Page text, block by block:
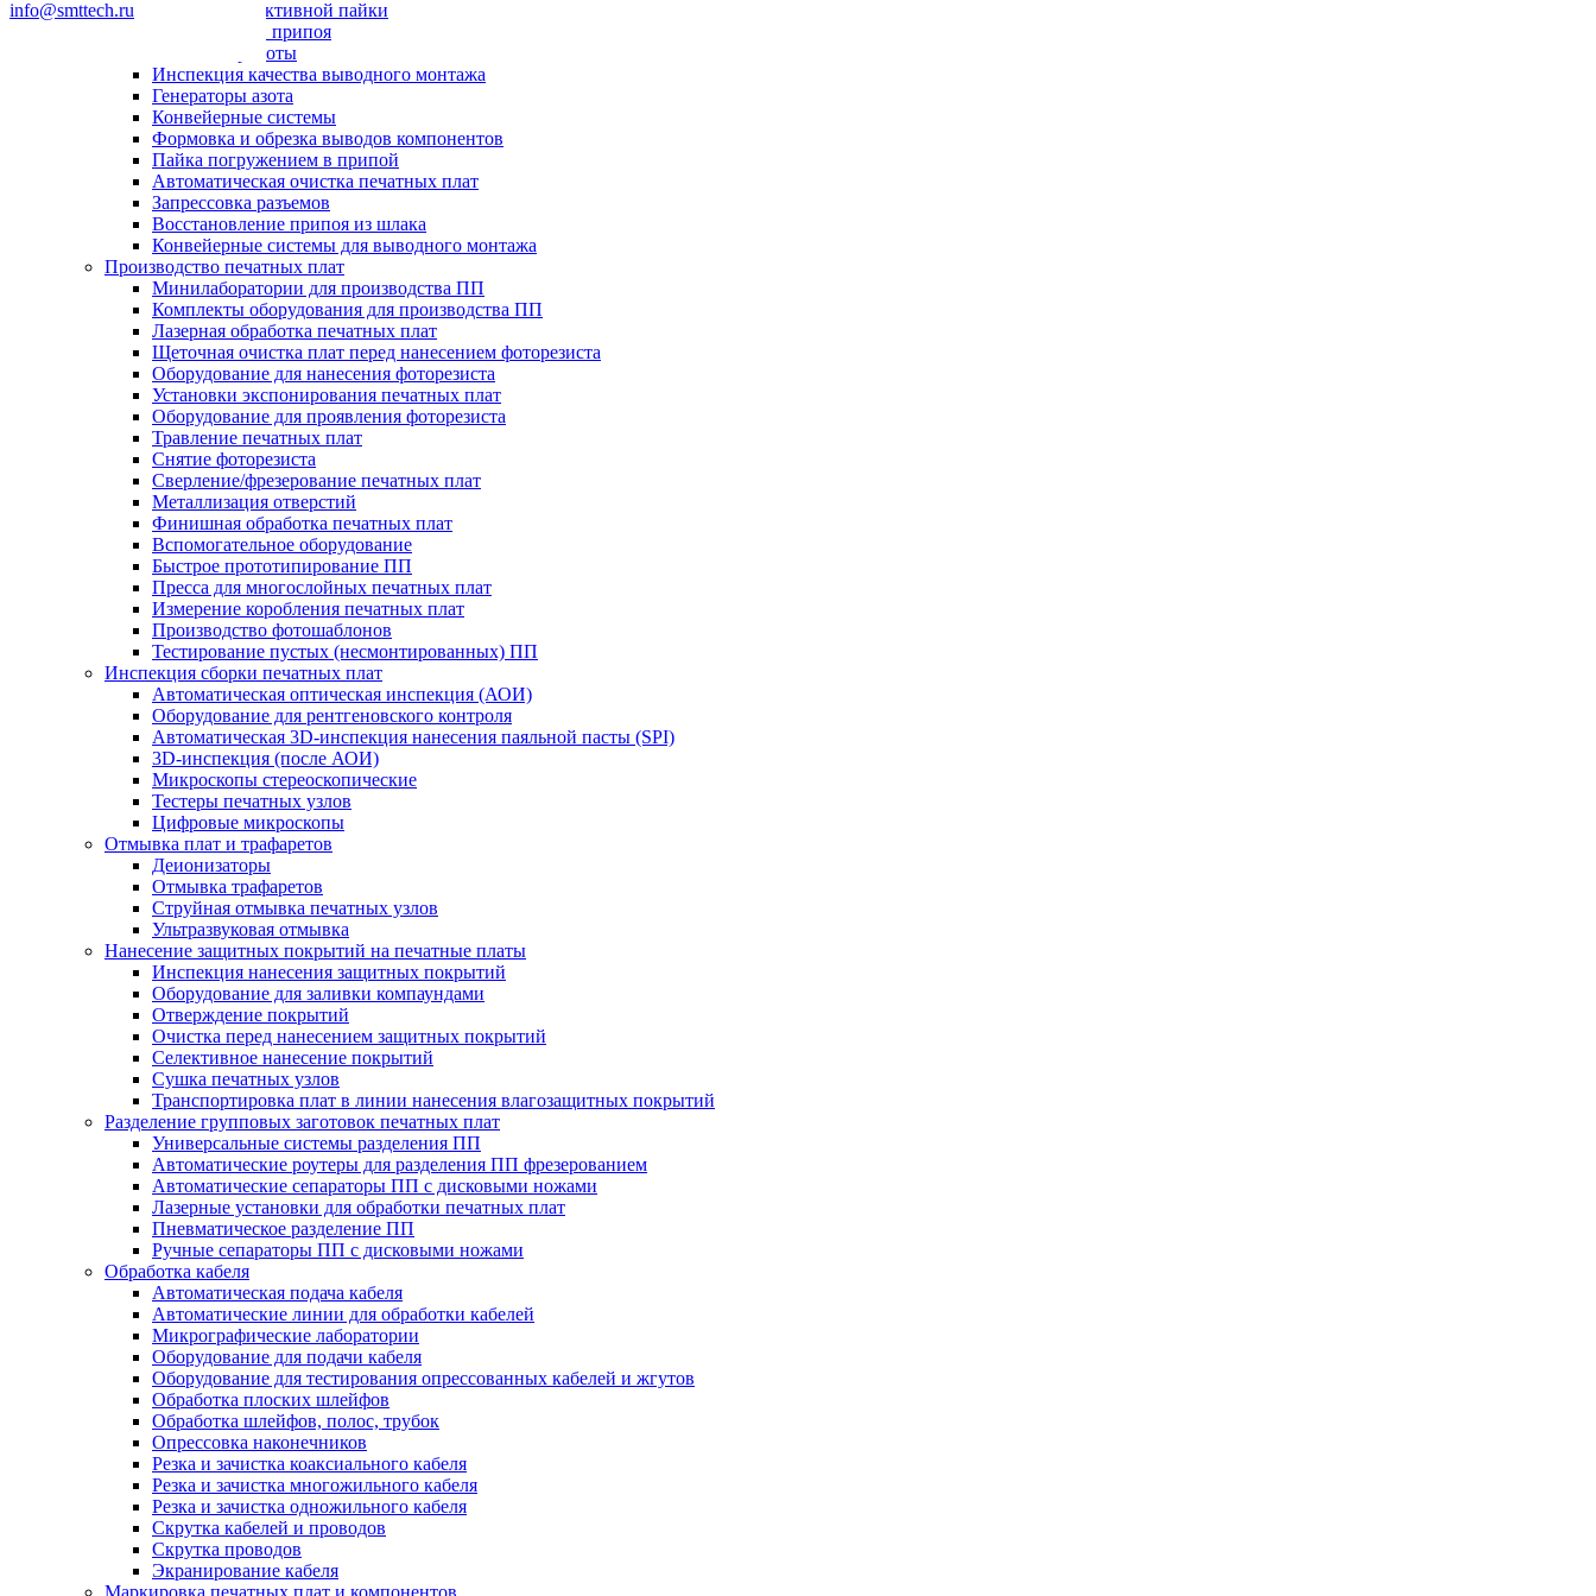
info@smttech.ru
Системы селективной пайки
Пайка волной припоя
Паяльные роботы
Инспекция качества выводного монтажа
Генераторы азота
Конвейерные системы
Формовка и обрезка выводов компонентов
Пайка погружением в припой
Автоматическая очистка печатных плат
Запрессовка разъемов
Восстановление припоя из шлака
Конвейерные системы для выводного монтажа
Производство печатных плат
Минилаборатории для производства ПП
Комплекты оборудования для производства ПП
Лазерная обработка печатных плат
Щеточная очистка плат перед нанесением фоторезиста
Оборудование для нанесения фоторезиста
Установки экспонирования печатных плат
Оборудование для проявления фоторезиста
Травление печатных плат
Снятие фоторезиста
Сверление/фрезерование печатных плат
Металлизация отверстий
Финишная обработка печатных плат
Вспомогательное оборудование
Быстрое прототипирование ПП
Пресса для многослойных печатных плат
Измерение коробления печатных плат
Производство фотошаблонов
Тестирование пустых (несмонтированных) ПП
Инспекция сборки печатных плат
Автоматическая оптическая инспекция (АОИ)
Оборудование для рентгеновского контроля
Автоматическая 3D-инспекция нанесения паяльной пасты (SPI)
3D-инспекция (после АОИ)
Микроскопы стереоскопические
Тестеры печатных узлов
Цифровые микроскопы
Отмывка плат и трафаретов
Деионизаторы
Отмывка трафаретов
Струйная отмывка печатных узлов
Ультразвуковая отмывка
Нанесение защитных покрытий на печатные платы
Инспекция нанесения защитных покрытий
Оборудование для заливки компаундами
Отверждение покрытий
Очистка перед нанесением защитных покрытий
Селективное нанесение покрытий
Сушка печатных узлов
Транспортировка плат в линии нанесения влагозащитных покрытий
Разделение групповых заготовок печатных плат
Универсальные системы разделения ПП
Автоматические роутеры для разделения ПП фрезерованием
Автоматические сепараторы ПП с дисковыми ножами
Лазерные установки для обработки печатных плат
Пневматическое разделение ПП
Ручные сепараторы ПП с дисковыми ножами
Обработка кабеля
Автоматическая подача кабеля
Автоматические линии для обработки кабелей
Микрографические лаборатории
Оборудование для подачи кабеля
Оборудование для тестирования опрессованных кабелей и жгутов
Обработка плоских шлейфов
Обработка шлейфов, полос, трубок
Опрессовка наконечников
Резка и зачистка коаксиального кабеля
Резка и зачистка многожильного кабеля
Резка и зачистка одножильного кабеля
Скрутка кабелей и проводов
Скрутка проводов
Экранирование кабеля
Маркировка печатных плат и компонентов